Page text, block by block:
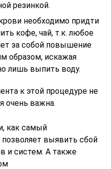
резинкой.
необходимо придти
кофе, чай, т.к. любое
за собой повышение
образом, искажая
лишь выпить воду.
к этой процедуре не
очень важна.
как самый
выявить сбой
и систем. А также